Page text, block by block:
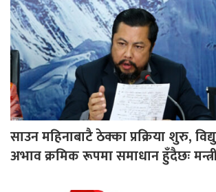
साउन महिनाबाटै ठेक्का प्रक्रिया शुरु,
अभाव क्रमिक रूपमा समाधान हुँदैछः मन्त्री